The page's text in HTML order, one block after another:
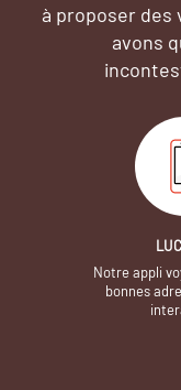
à proposer des
avons
Notre appli
bonnes